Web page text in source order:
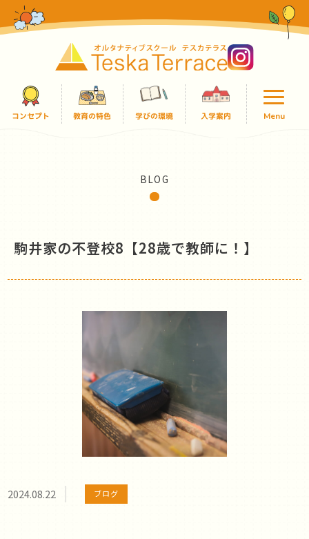
コンセプト 教育の特色 学びの環境 入学案内 Menu
駒井家の不登校8【28歳で教師に！】
BLOG
2024.08.22 ブログ